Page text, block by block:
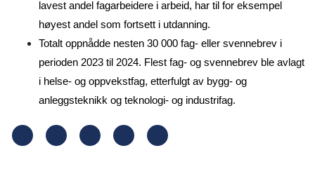
lavest andel fagarbeidere i arbeid, har til for eksempel
høyest andel som fortsett i utdanning.
Totalt oppnådde nesten 30 000 fag- eller svennebrev i
perioden 2023 til 2024. Flest fag- og svennebrev ble avlagt
i helse- og oppvekstfag, etterfulgt av bygg- og
anleggsteknikk og teknologi- og industrifag.